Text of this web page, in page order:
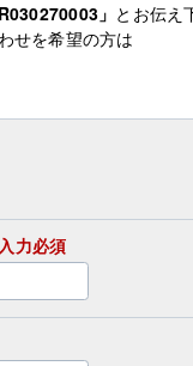
R030270003」 とお伝え
せを希望の方は
力必須